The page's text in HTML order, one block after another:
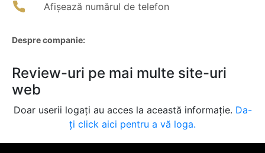
Afișează numărul de telefon
Despre companie:
Review-uri pe mai multe site-uri
web
Doar userii logați au acces la această informație. Da-
ți click aici pentru a vă loga.